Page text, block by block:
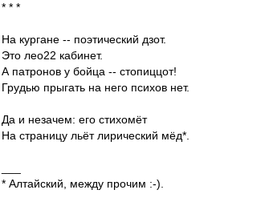
* * *
На кургане -- поэтический дзот.
Это лео22 кабинет.
А патронов у бойца -- стопиццот!
Грудью прыгать на него психов нет.
Да и незачем: его стихомёт
На страницу льёт лирический мёд*.
* Алтайский, между прочим :-).